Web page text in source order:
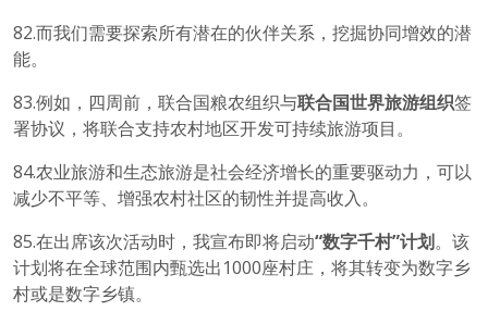
82.而我们需要探索所有潜在的伙伴关系，挖掘协同增效的潜
能。
83.例如，四周前，联合国粮农组织与联合国世界旅游组织签
署协议，将联合支持农村地区开发可持续旅游项目。
84.农业旅游和生态旅游是社会经济增长的重要驱动力，可以
减少不平等、增强农村社区的韧性并提高收入。
85.在出席该次活动时，我宣布即将启动“数字千村”计划。该
计划将在全球范围内甄选出1000座村庄，将其转变为数字乡
村或是数字乡镇。